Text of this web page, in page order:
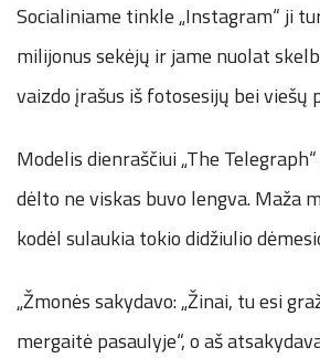
Socialiniame tinkle „Instagram“ ji
milijonus sekėjų ir jame nuolat
vaizdo įrašus iš fotosesijų bei viešų
Modelis dienraščiui „The
dėlto ne viskas buvo lengva. Maža
kodėl sulaukia tokio didžiulio
„Žmonės sakydavo: „Žinai, tu esi
mergaitė pasaulyje“, o aš